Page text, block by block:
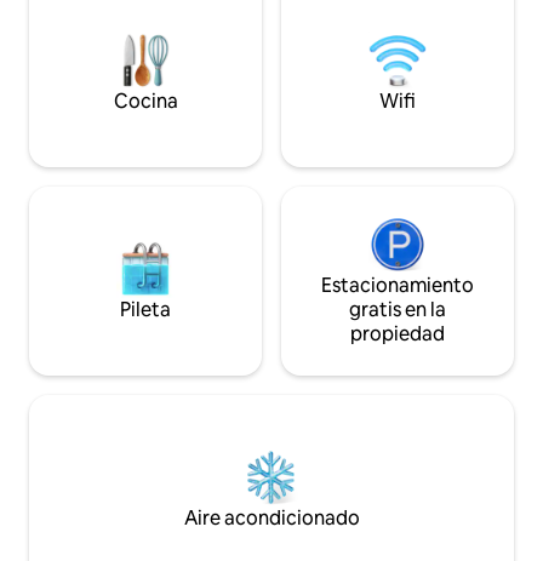
momentos
Cocina Wifi
Pileta
Estacionamiento
gratis en la
propiedad
Aire acondicionado